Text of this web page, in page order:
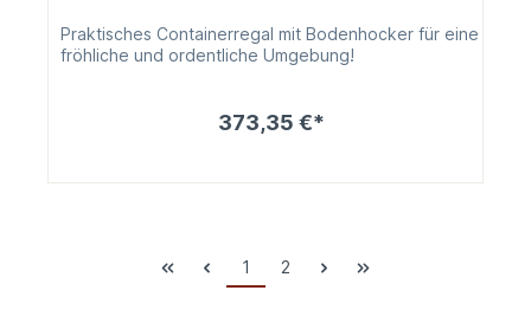
Praktisches Containerregal mit Bodenhocker für eine
fröhliche und ordentliche Umgebung!
373,35 €*
1 2